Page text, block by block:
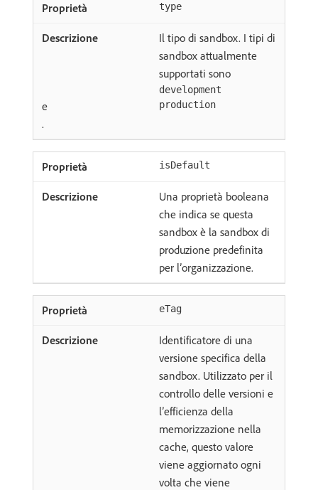
type
Il tipo di sandbox. I tipi di
sandbox attualmente
supportati sono
development
e production
.
isDefault
Una proprietà booleana
che indica se questa
sandbox è la sandbox di
produzione predefinita
per l’organizzazione.
eTag
Identificatore di una
versione specifica della
sandbox. Utilizzato per il
controllo delle versioni e
l’efficienza della
memorizzazione nella
cache, questo valore
viene aggiornato ogni
volta che viene